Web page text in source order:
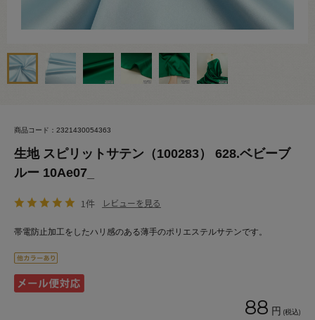
商品コード：2321430054363
生地 スピリットサテン（100283） 628.ベビーブ
ルー 10Ae07_
1件 レビューを見る
帯電防止加工をしたハリ感のある薄手のポリエステルサテンです。
88 円 (税込)